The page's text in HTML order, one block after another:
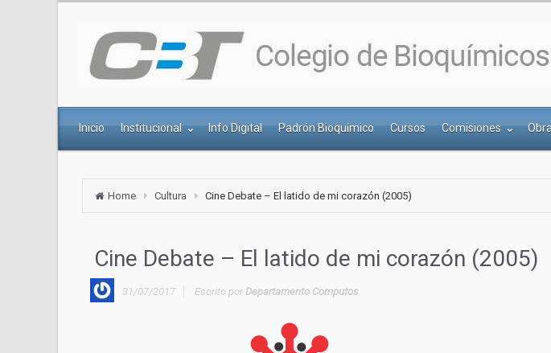
Inicio Institucional Info Digital Padrón Bioquímico Cursos Comisiones
Home Cultura Cine Debate – El latido de mi corazón (2005)
Cine Debate – El latido de mi corazón (2005)
31/07/2017 Escrito por Departamento Computos